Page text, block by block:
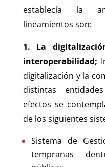
establecía la
lineamientos son:
1. La
interoperabilidad;
digitalización y la
distintas
efectos se
de los siguientes
Sistema de
tempranas